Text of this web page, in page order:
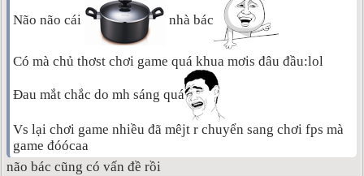
Não não cái nhà bác
Có mà chủ thơst chơi game quá khua mơis đâu đầu:lol
Đau mắt chắc do mh sáng quá
Vs lại chơi game nhiều đã mêjt r chuyển sang chơi fps mà
game đóócaa
não bác cũng có vấn đề rồi